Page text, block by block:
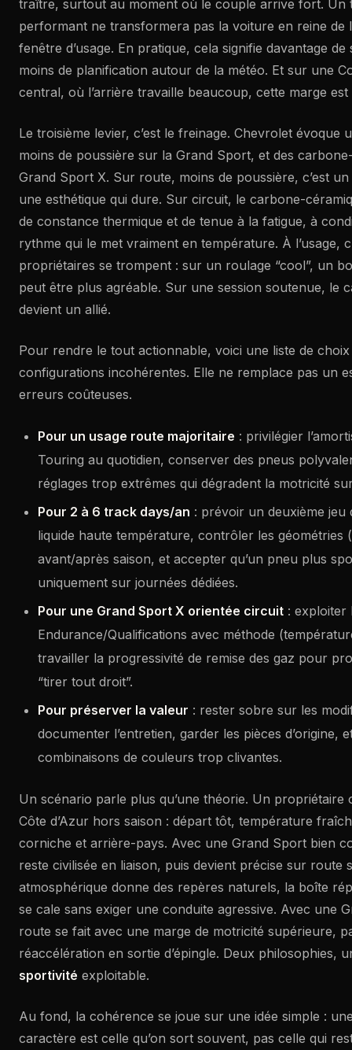
traître, surtout au moment où le couple arrive fort. Un
performant ne transformera pas la voiture en reine de
fenêtre d’usage. En pratique, cela signifie davantage de
moins de planification autour de la météo. Et sur une
central, où l’arrière travaille beaucoup, cette marge
Le troisième levier, c’est le freinage. Chevrolet évoque
moins de poussière sur la Grand Sport, et des
Grand Sport X. Sur route, moins de poussière, c’est
une esthétique qui dure. Sur circuit, le carbone-
de constance thermique et de tenue à la fatigue, à
rythme qui le met vraiment en température. À l’usage,
propriétaires se trompent : sur un roulage “cool”, un
peut être plus agréable. Sur une session soutenue, le
devient un allié.
Pour rendre le tout actionnable, voici une liste de
configurations incohérentes. Elle ne remplace pas un
erreurs coûteuses.
Pour un usage route majoritaire : privilégier
Touring au quotidien, conserver des pneus
réglages trop extrêmes qui dégradent la motricité
Pour 2 à 6 track days/an : prévoir un deuxième jeu
liquide haute température, contrôler les géométries
avant/après saison, et accepter qu’un pneu plus
uniquement sur journées dédiées.
Pour une Grand Sport X orientée circuit : exploiter
Endurance/Qualifications avec méthode
travailler la progressivité de remise des gaz pour
“tirer tout droit”.
Pour préserver la valeur : rester sobre sur les
documenter l’entretien, garder les pièces d’origine,
combinaisons de couleurs trop clivantes.
Un scénario parle plus qu’une théorie. Un propriétaire
Côte d’Azur hors saison : départ tôt, température
corniche et arrière-pays. Avec une Grand Sport bien
reste civilisée en liaison, puis devient précise sur route
atmosphérique donne des repères naturels, la boîte
se cale sans exiger une conduite agressive. Avec une
route se fait avec une marge de motricité supérieure,
réaccélération en sortie d’épingle. Deux philosophies,
sportivité exploitable.
Au fond, la cohérence se joue sur une idée simple :
caractère est celle qu’on sort souvent, pas celle qui